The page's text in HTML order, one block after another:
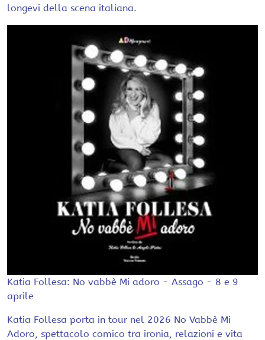
longevi della scena italiana.
Katia Follesa: No vabbè Mi adoro - Assago - 8 e 9
aprile
Katia Follesa porta in tour nel 2026 No Vabbè Mi
Adoro, spettacolo comico tra ironia, relazioni e vita